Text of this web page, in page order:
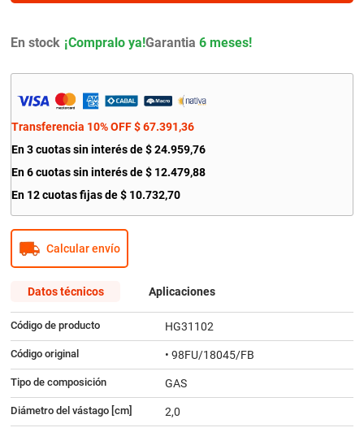
En stock Garantia 6 meses!
Transferencia 10% OFF $ 67.391,36
En 3 cuotas sin interés de $ 24.959,76
En 6 cuotas sin interés de$ 12.479,88
En 12 cuotas fijas de $ 10.732,70
Calcular envío
Datos técnicos Aplicaciones
Código de producto HG31102
Código original • 98FU/18045/FB
Tipo de composición GAS
Diámetro del vástago [cm] 2,0
9.
citroen c4
10
aveo